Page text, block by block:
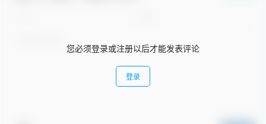
您必须登录或注册以后才能发表评论
登录